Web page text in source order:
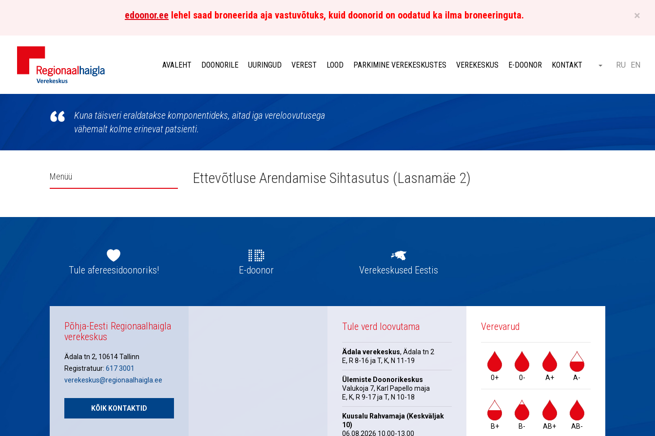
×
edoonor.ee lehel saad broneerida aja vastuvõtuks, kuid doonorid on oodatud ka ilma broneeringuta.
Põhja-
AVALEHT DOONORILE UURINGUD VEREST LOOD PARKIMINE VEREKESKUSTES VEREKESKUS E-DOONOR KONTAKT Otsi ET
RU EN
Kuna täisveri eraldatakse komponentideks, aitad iga vereloovutusega
vähemalt kolme erinevat patsienti.
Külgpaani
Menüü Ettevõtluse Arendamise Sihtasutus (Lasnamäe 2)
navigatsioonTule afereesidoonoriks! E-doonor Verekeskused Eestis
Põhja-Eesti Regionaalhaigla
verekeskus
Ädala tn 2, 10614 Tallinn
Registratuur: 617 3001
verekeskus@regionaalhaigla.ee
KÕIK KONTAKTID
Tule verd loovutama
Ädala verekeskus, Ädala tn 2
E, R 8-16 ja T, K, N 11-19
Ülemiste Doonorikeskus
Valukoja 7, Karl Papello maja
E, K, R 9-17 ja T, N 10-18
Kuusalu Rahvamaja (Keskväljak
10)
06.08.2026 10.00-13.00
Verevarud
0+ 0- A+ A-
B+ B- AB+ AB-